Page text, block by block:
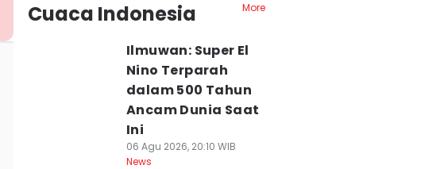
Cuaca Indonesia
More
Ilmuwan: Super El
Nino Terparah
dalam 500 Tahun
Ancam Dunia Saat
Ini
06 Agu 2026, 20:10 WIB
News